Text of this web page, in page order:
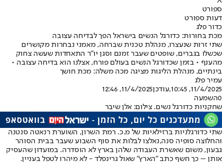
ספורט
דעות ספורט
כדור פלג
מכת בחורות: כדורגל הנשים בישראל הפך לבדיחה עצובה
שתי זרות שנעצרו, מנהלת טכנית שברחה, מאמני נבחרות מקושרים
שכשלו בגברים, שופטים שעבר זמנם וסגן יו"ר התאחדות שעשה צחוק
מהענף • בזמן שכדורגל הנשים בעולם פורח, אצלנו הוא בדיחה עצובה •
בינתיים, מנהלת הליגות מציגה מכה משלה: מכת חושך
עמיר פלג
11/4/2025, 10:45
,עודכן11/4/2025, 12:46
0השמעה
שחקניות כדורגל נשים. צילום: אלן שיבר
שתי כדורגלניות ברזילאיות של מ.כ. רמת השרון, השוערת רנאטה סנטנה
והחלוצה סופיה סנה,נאלצו לבלות את סוף השבוע שעבר בבית הסוהר
גבעון, משום שאשרת העבודה שלהן בארץ לא הוסדרה. במועדון שהעסיק
אותן – כך חשף כתב "הארץ" שאול גרינפלד - לא מיהרו לטפל בעניין.